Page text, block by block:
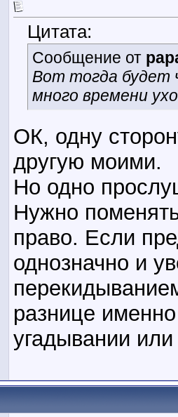
Цитата:
Сообщение от
Вот тогда будет
много времени
ОК, одну
другую моими.
Но одно
Нужно
право. Если
однозначно и
разнице
угадывании